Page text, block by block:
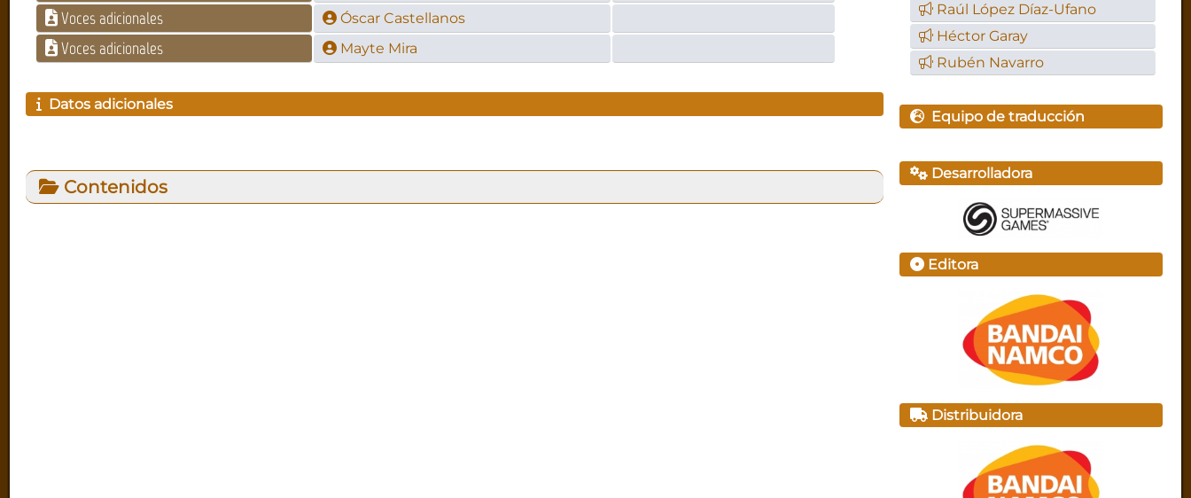
Voces adicionales Óscar Castellanos
Voces adicionales Mayte Mira
Datos adicionales
Contenidos
Raúl López Díaz-Ufano
Héctor Garay
Rubén Navarro
Equipo de traducción
Desarrolladora
Editora
Distribuidora